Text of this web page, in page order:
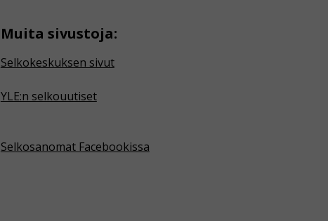
Muita sivustoja:
Selkokeskuksen sivut
YLE:n selkouutiset
Selkosanomat Facebookissa